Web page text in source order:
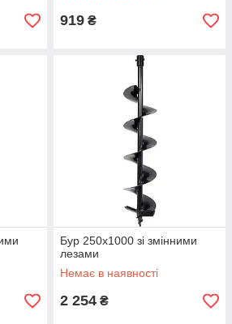
919 ₴
Бур 250x1000 зі змінними
лезами
Немає в наявності
2 254 ₴